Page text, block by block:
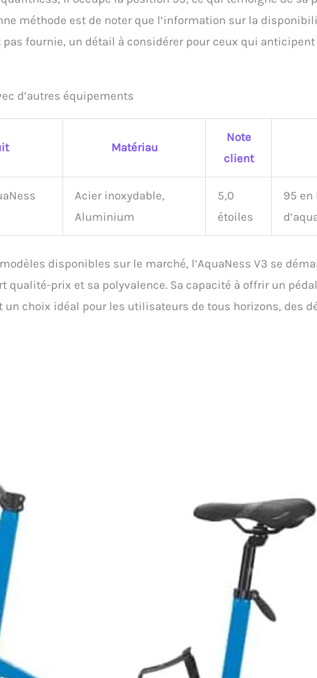
méthode est de noter que l’information sur la
pas fournie, un détail à considérer pour ceux qui
d’autres équipements
Matériau
Note
client
Acier inoxydable,
Aluminium
5,0
étoiles
95 en
modèles disponibles sur le marché, l’AquaNess V3 se
qualité-prix et sa polyvalence. Sa capacité à offrir un
un choix idéal pour les utilisateurs de tous horizons, des